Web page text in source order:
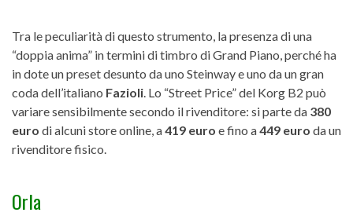
Tra le peculiarità di questo strumento, la presenza di una
“doppia anima” in termini di timbro di Grand Piano, perché ha
in dote un preset desunto da uno Steinway e uno da un gran
coda dell’italiano Fazioli . Lo “Street Price” del Korg B2 può
variare sensibilmente secondo il rivenditore: si parte da 380
euro di alcuni store online, a419 euro e fino a449 euro da un
rivenditore fisico.
Orla